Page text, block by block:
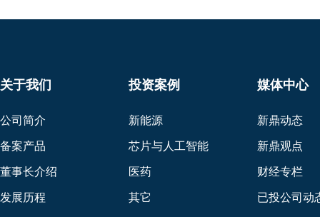
关于我们
公司简介
备案产品
董事长介绍
发展历程
投资案例
新能源
芯片与人工智能
医药
其它
媒体中心
新鼎动态
新鼎观点
财经专栏
已投公司动